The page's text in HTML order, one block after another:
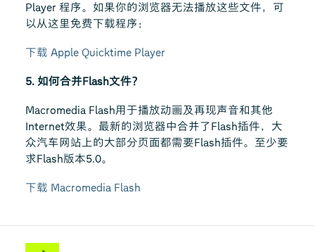
Player 程序。如果你的浏览器无法播放这些文件，可
以从这里免费下载程序：
下载 Apple Quicktime Player
5. 如何合并Flash文件？
Macromedia Flash用于播放动画及再现声音和其他
Internet效果。最新的浏览器中合并了Flash插件，大
众汽车网站上的大部分页面都需要Flash插件。至少要
求Flash版本5.0。
下载 Macromedia Flash